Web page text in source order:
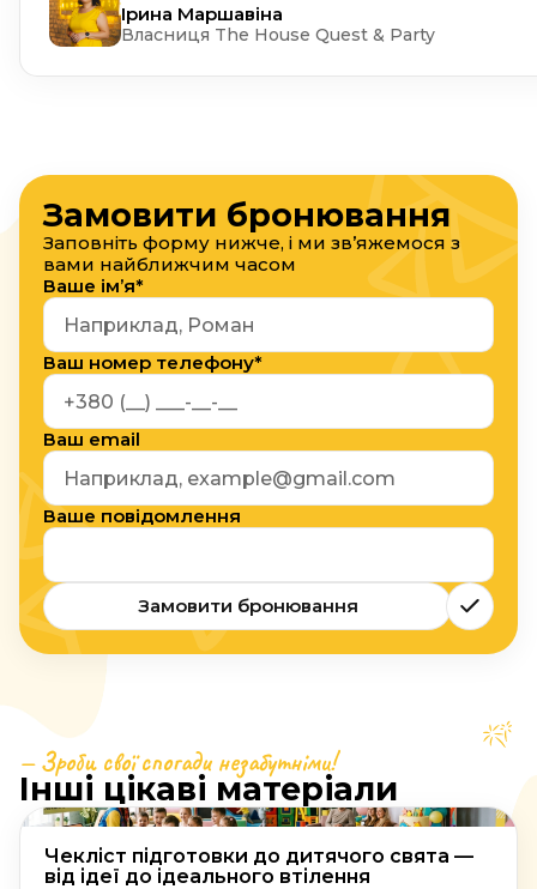
Ірина Маршавіна
Власниця The House Quest & Party
Замовити бронювання
Заповніть форму нижче, і ми зв’яжемося з
вами найближчим часом
Ваше ім’я*
Ваш номер телефону*
Ваш email
Ваше повідомлення
Замовити бронювання
Інші цікаві матеріали
— Зроби свої спогади незабутніми!
Чекліст підготовки до дитячого свята —
від ідеї до ідеального втілення